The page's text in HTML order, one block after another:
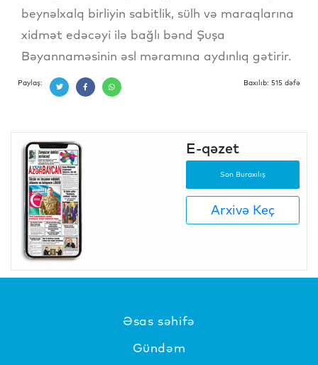
beynəlxalq birliyin sabitlik, sülh və maraqlarına
xidmət edəcəyi ilə bağlı bənd Şuşa
Bəyannaməsinin əsl məramına aydınlıq gətirir.
Paylaş: Baxılıb: 515 dəfə
E-qəzet
Son Buraxılış
Arxivə Keç
Əsas səhifə
Gündəm